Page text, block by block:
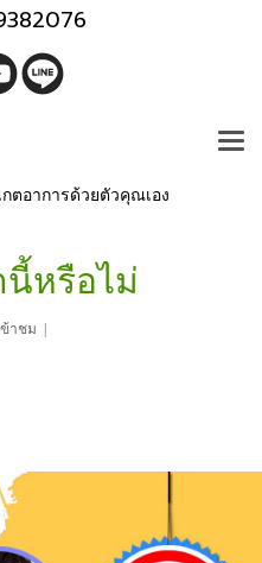
กตอาการด้วยตัวคุณเอง
หรือไม่
ข้าชม